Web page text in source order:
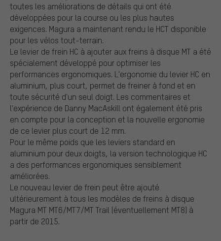
toutes les améliorations de détails qui ont été
développées pour la course ou les plus hautes
exigences. Magura a maintenant rendu le HCT disponible
pour les vélos tout-terrain.
Le levier de frein HC à ajouter aux freins à disque MT a été
spécialement développé pour optimiser les
performances ergonomiques. L'ergonomie du levier HC en
aluminium, plus court, permet de freiner à fond et en
toute sécurité d'un seul doigt. Les commentaires et
l'expérience de Danny MacAskill ont également été pris
en compte pour la conception et la nouvelle ergonomie
de ce levier plus court de 12 mm.
Pour le même poids que les leviers standard en
aluminium pour deux doigts, la version technologique HC
a des performances ergonomiques sensiblement
améliorées.
Le nouveau levier de frein peut être ajouté
ultérieurement à tous les modèles de freins à disque
Magura MT MT6/MT7/MT Trail (éventuellement MT8) à
partir de 2015.